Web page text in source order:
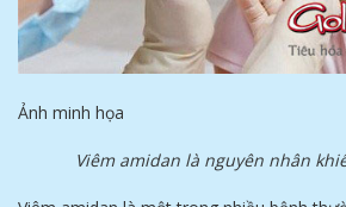
Ảnh minh họa
Viêm amidan là nguyên nhân